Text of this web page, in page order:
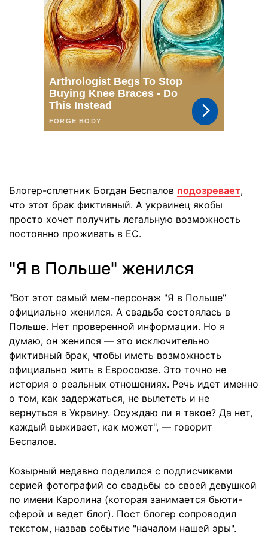
Блогер-сплетник Богдан Беспалов подозревает,
что этот брак фиктивный. А украинец якобы
просто хочет получить легальную возможность
постоянно проживать в ЕС.
"Я в Польше" женился
"Вот этот самый мем-персонаж "Я в Польше"
официально женился. А свадьба состоялась в
Польше. Нет проверенной информации. Но я
думаю, он женился — это исключительно
фиктивный брак, чтобы иметь возможность
официально жить в Евросоюзе. Это точно не
история о реальных отношениях. Речь идет именно
о том, как задержаться, не вылететь и не
вернуться в Украину. Осуждаю ли я такое? Да нет,
каждый выживает, как может", — говорит
Беспалов.
Козырный недавно поделился с подписчиками
серией фотографий со свадьбы со своей девушкой
по имени Каролина (которая занимается бьюти-
сферой и ведет блог). Пост блогер сопроводил
текстом, назвав событие "началом нашей эры".